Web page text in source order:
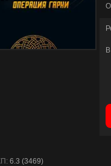
6.3 (3469)